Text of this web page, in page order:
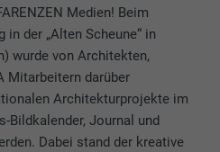
Medien! Beim
der „Alten Scheune“ in
wurde von Architekten,
Mitarbeitern darüber
Architekturprojekte im
Bildkalender, Journal und
Dabei stand der kreative